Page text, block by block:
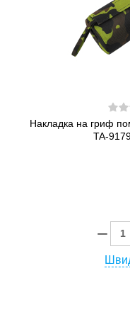
Накладка на гриф
TA-